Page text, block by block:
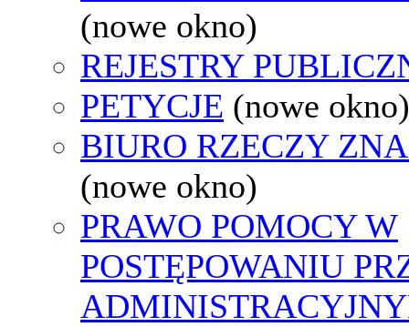
(nowe okno)
REJESTRY
PETYCJE (nowe okno)
BIURO RZECZY
(nowe okno)
PRAWO POMOCY W
POSTĘPOWANIU